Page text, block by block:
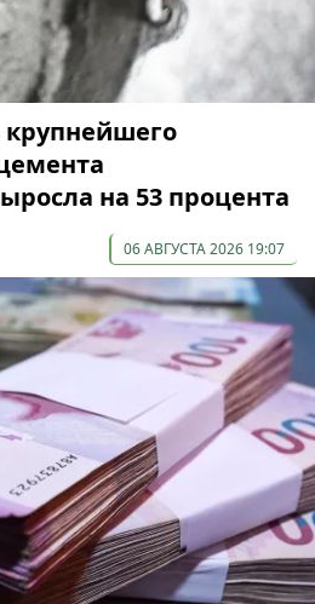
на 53 процента
06 АВГУСТА 2026 19:07